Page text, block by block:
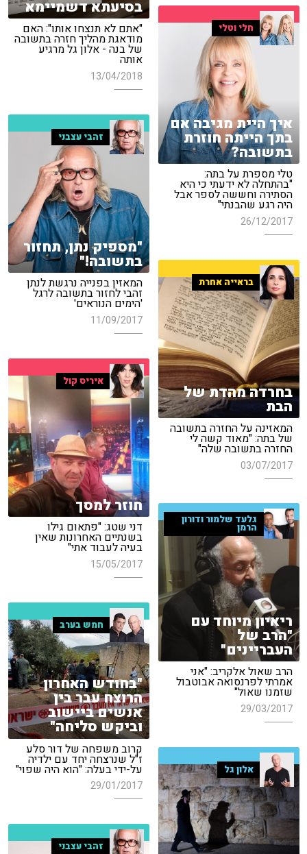
בסיעתא דשמיימא
"אתם לא תנצחו אותו": האם
מודאגת מהליך חזרה בתשובה
של בנה - אלון גל מרגיע
אותה
13/04/2018
חלי וטלי
איך היית מגיבה אם
בתך הייתה חוזרת
בתשובה?
טלי מספרת על בתה:
"בהתחלה לא ידעתי כי היא
הסתירה וחששה לספר אבל
היה רגע שהבנתי"
26/12/2017
זהבי עצבני
"מספיק נתן, תחזור
בתשובה!"
המאזין בפנייה נרגשת לנתן
זהבי לחזור בתשובה לרגל
'הימים הנוראים'
11/09/2017
בראייה אחרת
בחרדה מהדת של
הבת
המאזינה על החזרה בתשובה
של בתה: "מאוד קשה לי
החזרה בתשובה שלה"
03/07/2017
איריס קול
חוזר למסך
דני שטג: "פתאום גילו
בשנתיים האחרונות שאין
בעיה לעבוד אתי"
15/05/2017
גלעד שלמור ודורון
הרמן
ריאיון מיוחד עם
"הרב של
העבריינים"
הרב שאול אלקריב: "אני
אמרתי לפרנסואה אבוטבול
שזמנו שאול"
29/03/2017
חמש בערב
"בחודש האחרון
הרוצח עבר בין
אנשים ביישוב
וביקש סליחה"
קרוב משפחה של דור סלע
ז"ל שנרצחה יחד עם ילדיה
על-ידי בעלה: "הוא היה שפוי"
29/01/2017
אלון גל
זהבי עצבני